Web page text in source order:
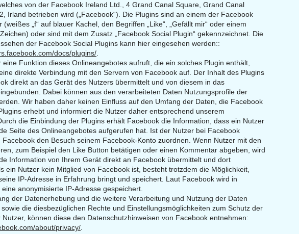
von der Facebook Ireland Ltd., 4 Grand Canal Square, Grand Canal
Irland betrieben wird („Facebook“). Die Plugins sind an einem der Facebook
(weißes „f“ auf blauer Kachel, den Begriffen „Like“, „Gefällt mir“ oder einem
Zeichen) oder sind mit dem Zusatz „Facebook Social Plugin“ gekennzeichnet. Die
der Facebook Social Plugins kann hier eingesehen werden::
docs/plugins/
eine Funktion dieses Onlineangebotes aufruft, die ein solches Plugin enthält,
direkte Verbindung mit den Servern von Facebook auf. Der Inhalt des Plugins
direkt an das Gerät des Nutzers übermittelt und von diesem in das
Dabei können aus den verarbeiteten Daten Nutzungsprofile der
Wir haben daher keinen Einfluss auf den Umfang der Daten, die Facebook
erhebt und informiert die Nutzer daher entsprechend unserem
die Einbindung der Plugins erhält Facebook die Information, dass ein Nutzer
Seite des Onlineangebotes aufgerufen hat. Ist der Nutzer bei Facebook
den Besuch seinem Facebook-Konto zuordnen. Wenn Nutzer mit den
zum Beispiel den Like Button betätigen oder einen Kommentar abgeben, wird
Information von Ihrem Gerät direkt an Facebook übermittelt und dort
ein Nutzer kein Mitglied von Facebook ist, besteht trotzdem die Möglichkeit,
IP-Adresse in Erfahrung bringt und speichert. Laut Facebook wird in
anonymisierte IP-Adresse gespeichert.
der Datenerhebung und die weitere Verarbeitung und Nutzung der Daten
die diesbezüglichen Rechte und Einstellungsmöglichkeiten zum Schutz der
Nutzer, können diese den Datenschutzhinweisen von Facebook entnehmen:
about/privacy/